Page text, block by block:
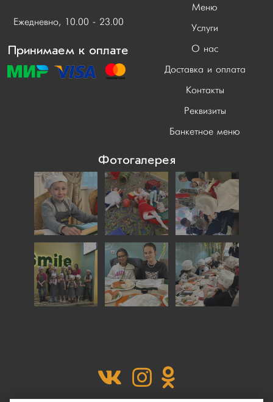
Ежедневно, 10.00 - 23.00
Принимаем к оплате
Меню
Услуги
О нас
Доставка и оплата
Контакты
Реквизиты
Банкетное меню
Фотогалерея